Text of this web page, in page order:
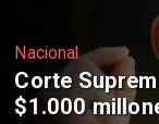
Nacional
Codelco
Andes Norte